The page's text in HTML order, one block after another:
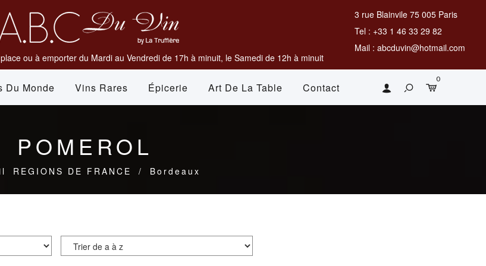
3 rue Blainvile 75 005 Paris
Tel : +33 1 46 33 29 82
Mail : abcduvin@hotmail.com
ou à emporter du Mardi au Vendredi de 17h à minuit, le Samedi de 12h à minuit
Du Monde Vins Rares Épicerie Art De La Table Contact
0
POMEROL
REGIONS DE FRANCE / Bordeaux